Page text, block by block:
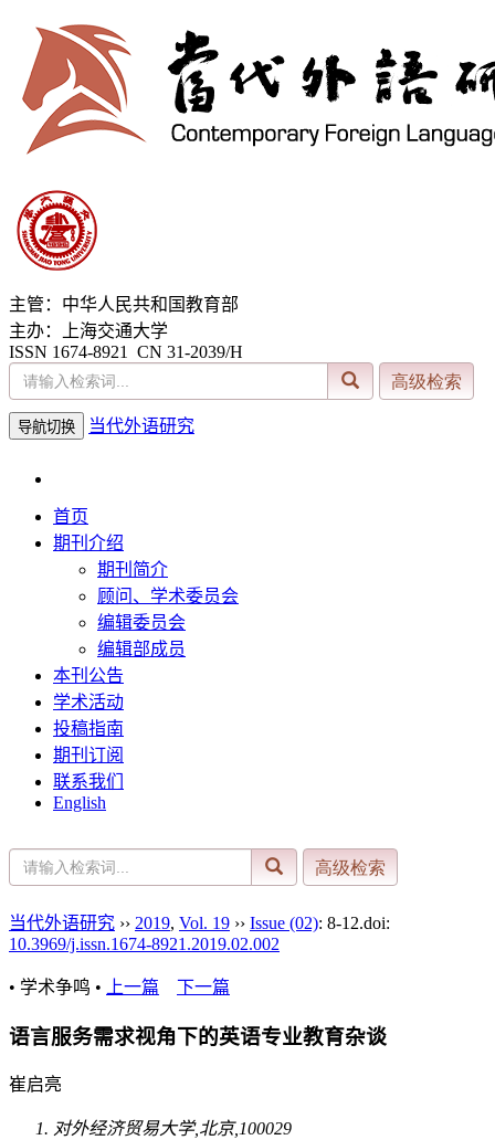
主管：中华人民共和国教育部
主办：上海交通大学
ISSN 1674-8921 CN 31-2039/H
导航切换 当代外语研究
首页
期刊介绍
期刊简介
顾问、学术委员会
编辑委员会
编辑部成员
本刊公告
学术活动
投稿指南
期刊订阅
联系我们
English
当代外语研究 ›› 2019, Vol. 19 ›› Issue (02): 8-12.doi:
10.3969/j.issn.1674-8921.2019.02.002
• 学术争鸣 • 上一篇 下一篇
语言服务需求视角下的英语专业教育杂谈
崔启亮
对外经济贸易大学,北京,100029